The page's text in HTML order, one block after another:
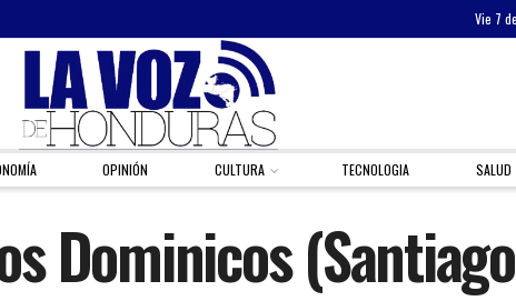
Vie 7
OPINIÓN CULTURA TECNOLOGIA SALUD
Dominicos